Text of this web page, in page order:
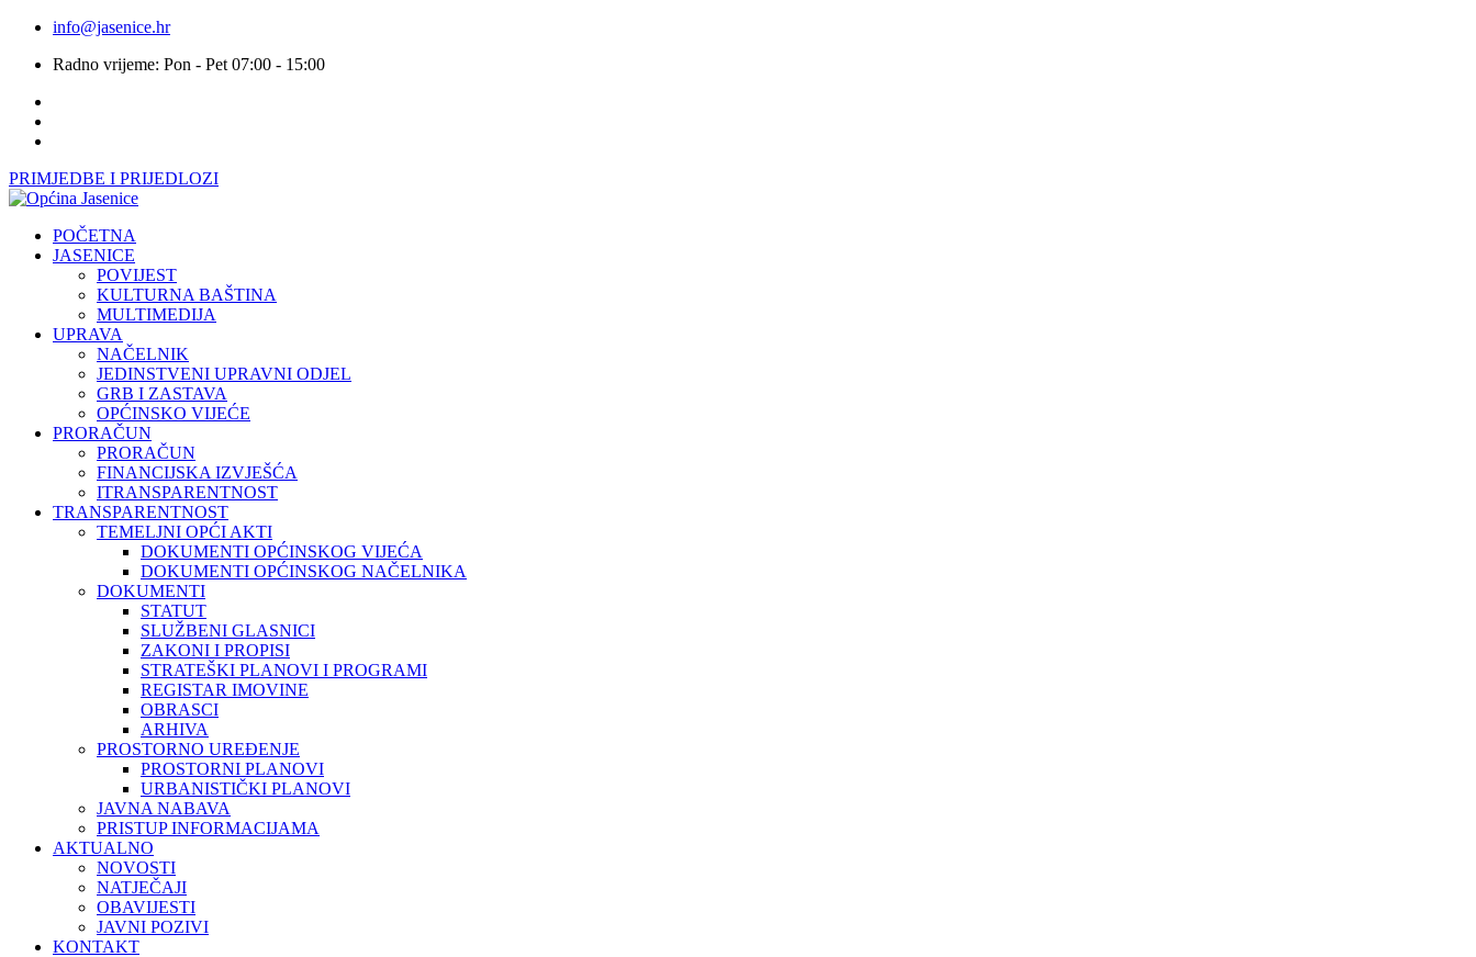
info@jasenice.hr
Radno vrijeme: Pon - Pet 07:00 - 15:00
PRIMJEDBE I PRIJEDLOZI
POČETNA
JASENICE
POVIJEST
KULTURNA BAŠTINA
MULTIMEDIJA
UPRAVA
NAČELNIK
JEDINSTVENI UPRAVNI ODJEL
GRB I ZASTAVA
OPĆINSKO VIJEĆE
PRORAČUN
PRORAČUN
FINANCIJSKA IZVJEŠĆA
ITRANSPARENTNOST
TRANSPARENTNOST
TEMELJNI OPĆI AKTI
DOKUMENTI OPĆINSKOG VIJEĆA
DOKUMENTI OPĆINSKOG NAČELNIKA
DOKUMENTI
STATUT
SLUŽBENI GLASNICI
ZAKONI I PROPISI
STRATEŠKI PLANOVI I PROGRAMI
REGISTAR IMOVINE
OBRASCI
ARHIVA
PROSTORNO UREĐENJE
PROSTORNI PLANOVI
URBANISTIČKI PLANOVI
JAVNA NABAVA
PRISTUP INFORMACIJAMA
AKTUALNO
NOVOSTI
NATJEČAJI
OBAVIJESTI
JAVNI POZIVI
KONTAKT